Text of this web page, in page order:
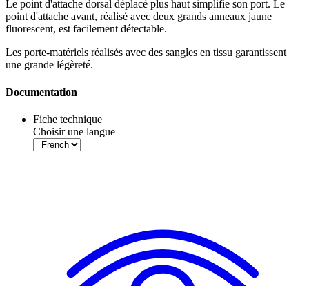
Le point d'attache dorsal déplacé plus haut simplifie son port. Le
point d'attache avant, réalisé avec deux grands anneaux jaune
fluorescent, est facilement détectable.
Les porte-matériels réalisés avec des sangles en tissu garantissent
une grande légèreté.
Documentation
Fiche technique
Choisir une langue